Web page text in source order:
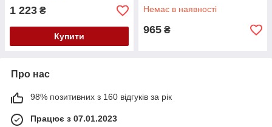
1 223 ₴
Купити
Немає в наявності
965 ₴
Про нас
98% позитивних з 160 відгуків за рік
Працює з 07.01.2023